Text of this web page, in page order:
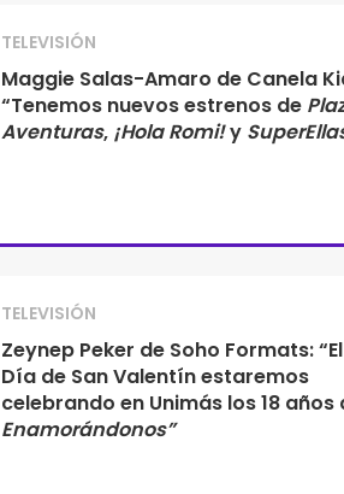
TELEVISIÓN
Maggie Salas-Amaro de Canela
“Tenemos nuevos estrenos de
Aventuras, ¡Hola Romi!y
TELEVISIÓN
Zeynep Peker de Soho Formats: “El
Día de San Valentín estaremos
celebrando en Unimás los 18 años
Enamorándonos”